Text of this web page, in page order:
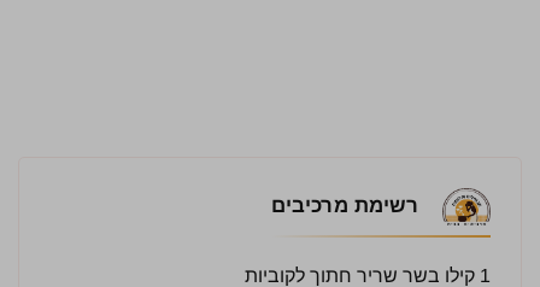
רשימת מרכיבים
1 קילו בשר שריר חתוך לקוביות